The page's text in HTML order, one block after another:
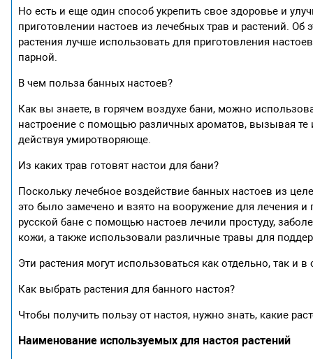
Но есть и еще один способ укрепить свое здоровье и
приготовлении настоев из лечебных трав и растений.
растения лучше использовать для приготовления
парной.
В чем польза банных настоев?
Как вы знаете, в горячем воздухе бани, можно
настроение с помощью различных ароматов, вызывая
действуя умиротворяюще.
Из каких трав готовят настои для бани?
Поскольку лечебное воздействие банных настоев из
это было замечено и взято на вооружение для лечения
русской бане с помощью настоев лечили простуду,
кожи, а также использовали различные травы для
Эти растения могут использоваться как отдельно, так и
Как выбрать растения для банного настоя?
Чтобы получить пользу от настоя, нужно знать, какие
Наименование используемых для настоя растений